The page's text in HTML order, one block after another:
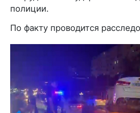
полиции.
По факту проводится